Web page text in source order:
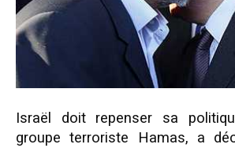
Israël doit repenser sa
groupe terroriste Hamas, a